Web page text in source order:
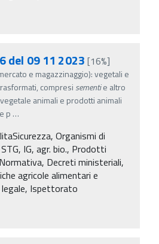
del 09 11 2023 [16%]
e magazzinaggio): vegetali e
compresi sementie altro
animali e prodotti animali
p …
Organismi di
IG, agr. bio., Prodotti
Decreti ministeriali,
agricole alimentari e
Ispettorato